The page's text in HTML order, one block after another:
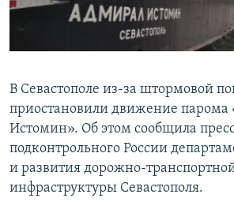
ПОБЕДИТЕЛЕЙ НЕ СУДЯТ?
КРЫМ.НЕПОКОРЕННЫЙ
УКРАИНСКАЯ ПРОБЛЕМА КРЫМА
ПРИСОЕДИНЯЙТЕСЬ!
Все сайты RFE/RL
В Севастополе из-за штормовой
приостановили движение
Истомин». Об этом сообщила
подконтрольного России
и развития дорожно-
инфраструктуры Севастополя.